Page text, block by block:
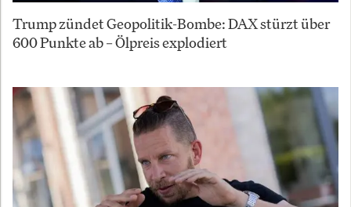
Trump zündet Geopolitik-Bombe: DAX stürzt über
600 Punkte ab – Ölpreis explodiert